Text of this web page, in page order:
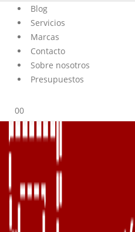
Blog
Servicios
Marcas
Contacto
Sobre nosotros
Presupuestos
00